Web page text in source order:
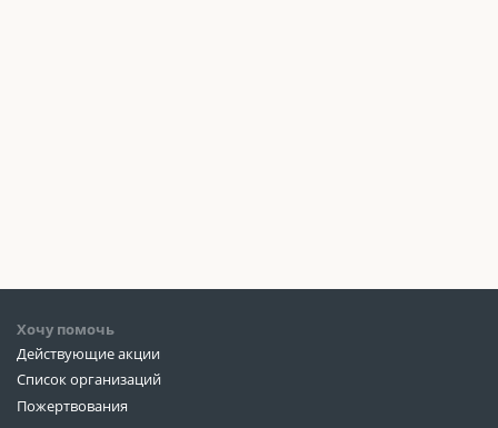
Хочу помочь
Действующие акции
Список организаций
Пожертвования